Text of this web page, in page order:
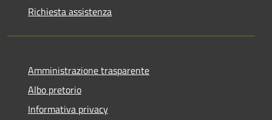
Richiesta assistenza
Amministrazione trasparente
Albo pretorio
Informativa privacy